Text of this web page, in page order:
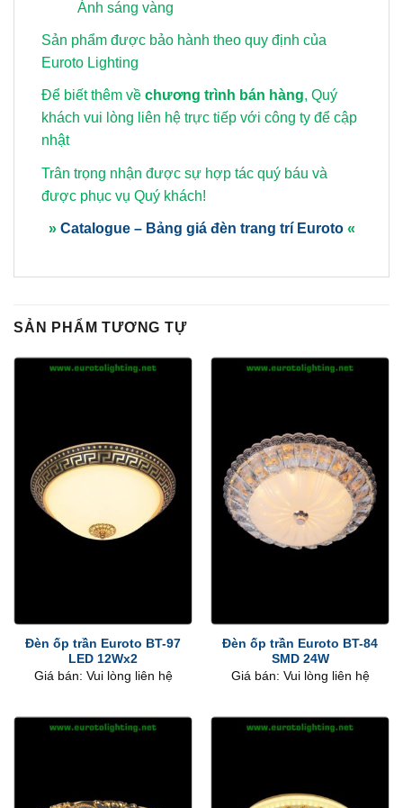
Ánh sáng vàng
Sản phẩm được bảo hành theo quy định của
Euroto Lighting
Để biết thêm về chương trình bán hàng, Quý
khách vui lòng liên hệ trực tiếp với công ty để cập
nhật
Trân trọng nhận được sự hợp tác quý báu và
được phục vụ Quý khách!
» Catalogue – Bảng giá đèn trang trí Euroto «
SẢN PHẨM TƯƠNG TỰ
Đèn ốp trần Euroto BT-97
LED 12Wx2
Giá bán: Vui lòng liên hệ
Đèn ốp trần Euroto BT-84
SMD 24W
Giá bán: Vui lòng liên hệ